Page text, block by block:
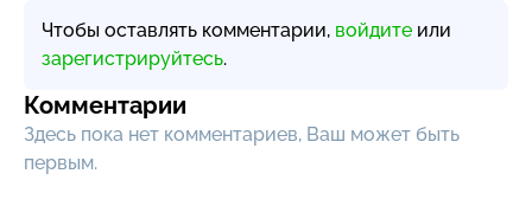
Чтобы оставлять комментарии, войдите или
зарегистрируйтесь.
Комментарии
Здесь пока нет комментариев, Ваш может быть
первым.